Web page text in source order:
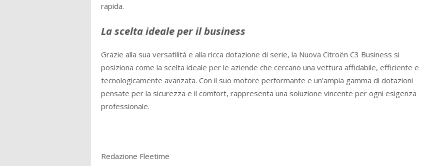
rapida.
La scelta ideale per il business
Grazie alla sua versatilità e alla ricca dotazione di serie, la Nuova Citroën C3 Business si
posiziona come la scelta ideale per le aziende che cercano una vettura affidabile, efficiente e
tecnologicamente avanzata. Con il suo motore performante e un’ampia gamma di dotazioni
pensate per la sicurezza e il comfort, rappresenta una soluzione vincente per ogni esigenza
professionale.
Redazione Fleetime